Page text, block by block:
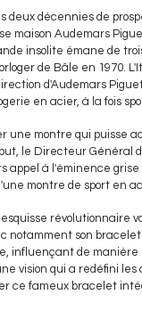
deux décennies de
maison Audemars
insolite émane de
de Bâle en
d'Audemars
en acier, à la fois
une montre qui puisse
le Directeur Général
appel à l'éminence
montre de sport en
révolutionnaire
notamment son
influençant de manière
vision qui a redéfini
ce fameux bracelet